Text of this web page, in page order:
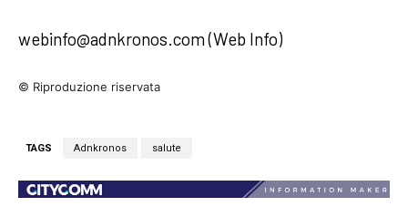
webinfo@adnkronos.com (Web Info)
© Riproduzione riservata
TAGS Adnkronos salute